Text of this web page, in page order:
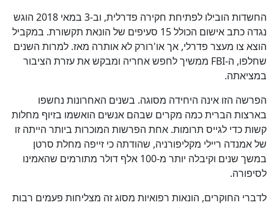
החשדות הובילו לפתיחת חקירה פדרלית, וב-3 במאי 2018 הוגש
נגדה כתב אישום הכולל 15 סעיפים של הונאת תקשורת. במקביל
הוצא צו מעצר פדרלי, אך או'רורק לא אותרה מאז. למרות השנים
שחלפו, ה-FBI ממשיך לחפש אחריה ומבקש את עזרת הציבור
במציאתה.
הפרשה הזו אינה היחידה מסוגה. בשנים האחרונות נחשפו
בארצות הברית כמה מקרים שבהם אנשים הואשמו בזיוף מחלות
קשות כדי לגייס תרומות. אחת הפרשות המוכרות ביותר הייתה זו
של אמנדה ריילי מקליפורניה, שהודתה כי זייפה מחלת סרטן
במשך שנים וקיבלה יותר מ-100 אלף דולר מתורמים שהאמינו
לסיפורה.
לדברי החוקרים, הונאות רפואיות מסוג זה מצליחות פעמים רבות